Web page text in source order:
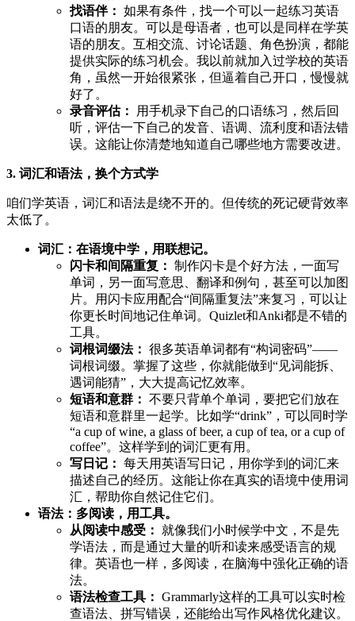
找语伴： 如果有条件，找一个可以一起练习英语
口语的朋友。可以是母语者，也可以是同样在学英
语的朋友。互相交流、讨论话题、角色扮演，都能
提供实际的练习机会。我以前就加入过学校的英语
角，虽然一开始很紧张，但逼着自己开口，慢慢就
好了。
录音评估：
用手机录下自己的口语练习，然后回
听，评估一下自己的发音、语调、流利度和语法错
误。这能让你清楚地知道自己哪些地方需要改进。
3. 词汇和语法，换个方式学
咱们学英语，词汇和语法是绕不开的。但传统的死记硬背效率
太低了。
词汇：在语境中学，用联想记。
闪卡和间隔重复： 制作闪卡是个好方法，一面写
单词，另一面写意思、翻译和例句，甚至可以加图
片。用闪卡应用配合“间隔重复法”来复习，可以让
你更长时间地记住单词。Quizlet和Anki都是不错的
工具。
词根词缀法： 很多英语单词都有“构词密码”——
词根词缀。掌握了这些，你就能做到“见词能拆、
遇词能猜”，大大提高记忆效率。
短语和意群： 不要只背单个单词，要把它们放在
短语和意群里一起学。比如学“drink”，可以同时学
“a cup of wine, a glass of beer, a cup of tea, or a cup of
coffee”。这样学到的词汇更有用。
写日记： 每天用英语写日记，用你学到的词汇来
描述自己的经历。这能让你在真实的语境中使用词
汇，帮助你自然记住它们。
语法：多阅读，用工具。
从阅读中感受：
就像我们小时候学中文，不是先
学语法，而是通过大量的听和读来感受语言的规
律。英语也一样，多阅读，在脑海中强化正确的语
法。
语法检查工具： Grammarly这样的工具可以实时检
查语法、拼写错误，还能给出写作风格优化建议。